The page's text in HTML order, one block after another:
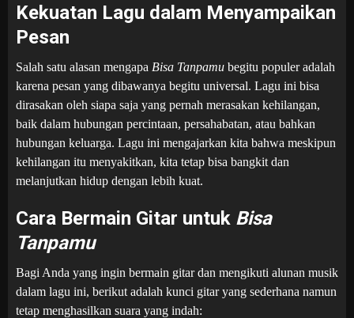
Kekuatan Lagu dalam Menyampaikan
Pesan
Salah satu alasan mengapa Bisa Tanpamu begitu populer adalah
karena pesan yang dibawanya begitu universal. Lagu ini bisa
dirasakan oleh siapa saja yang pernah merasakan kehilangan,
baik dalam hubungan percintaan, persahabatan, atau bahkan
hubungan keluarga. Lagu ini mengajarkan kita bahwa meskipun
kehilangan itu menyakitkan, kita tetap bisa bangkit dan
melanjutkan hidup dengan lebih kuat.
Cara Bermain Gitar untuk Bisa
Tanpamu
Bagi Anda yang ingin bermain gitar dan mengikuti alunan musik
dalam lagu ini, berikut adalah kunci gitar yang sederhana namun
tetap menghasilkan suara yang indah: